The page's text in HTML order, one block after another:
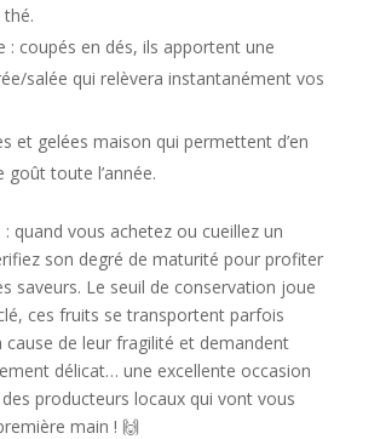
: coupés en dés, ils apportent une
salée qui relèvera instantanément vos
et gelées maison qui permettent d’en
goût toute l’année.
quand vous achetez ou cueillez un
son degré de maturité pour profiter
saveurs. Le seuil de conservation joue
ces fruits se transportent parfois
cause de leur fragilité et demandent
délicat… une excellente occasion
producteurs locaux qui vont vous
main ! 🙌